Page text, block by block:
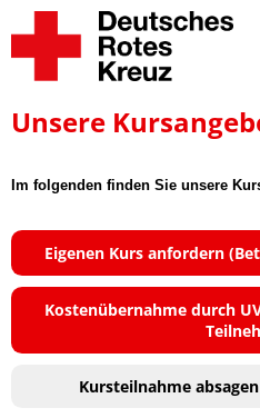
Unsere
Im folgenden finden Sie unsere
Eigenen Kurs anfordern
Kostenübernahme durch
Kursteilnahme